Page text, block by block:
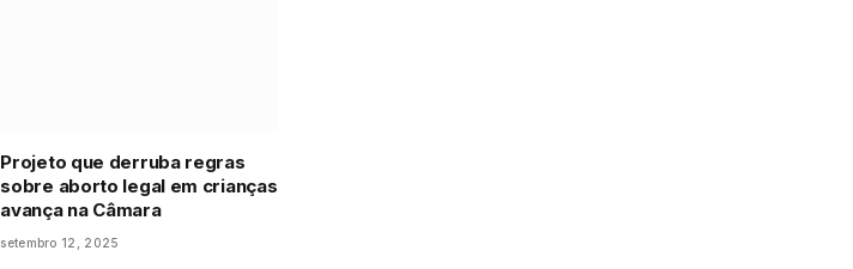
Projeto que derruba regras
sobre aborto legal em crianças
avança na Câmara
setembro 12, 2025